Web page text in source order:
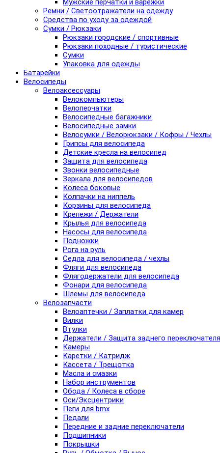
Мужские перчатки и варежки
Ремни / Светоотражатели на одежду
Средства по уходу за одеждой
Сумки / Рюкзаки
Рюкзаки городские / спортивные
Рюкзаки походные / туристические
Сумки
Упаковка для одежды
Батарейки
Велосипеды
Велоаксессуары
Велокомпьютеры
Велоперчатки
Велосипедные багажники
Велосипедные замки
Велосумки / Велорюкзаки / Кофры / Чехлы
Грипсы для велосипеда
Детские кресла на велосипед
Защита для велосипеда
Звонки велосипедные
Зеркала для велосипедов
Колеса боковые
Колпачки на ниппель
Корзины для велосипеда
Крепежи / Держатели
Крылья для велосипеда
Насосы для велосипеда
Подножки
Рога на руль
Седла для велосипеда / чехлы
Фляги для велосипеда
Флягодержатели для велосипеда
Фонари для велосипеда
Шлемы для велосипеда
Велозапчасти
Велоаптечки / Заплатки для камер
Вилки
Втулки
Держатели / Защита заднего переключателя
Камеры
Каретки / Катридж
Кассета / Трещотка
Масла и смазки
Набор инструментов
Обода / Колеса в сборе
Оси/Эксцентрики
Пеги для bmx
Педали
Передние и задние переключатели
Подшипники
Покрышки